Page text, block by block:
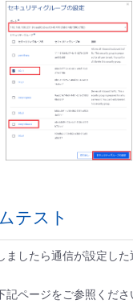
テスト
ましたら通信が設定し
記ページをご参照くださ